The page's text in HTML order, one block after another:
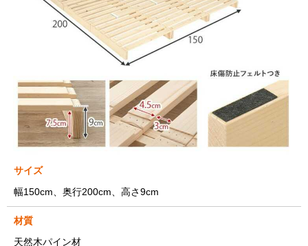
サイズ
幅150cm、奥行200cm、高さ9cm
材質
天然木パイン材